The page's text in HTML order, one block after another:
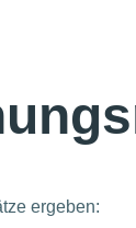
ergeben: